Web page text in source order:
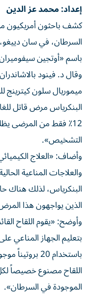
إعداد: محمد عز الدين
كشف باحثون أمريكيون
السرطان، في سان
باسم «أوتجين سيفوميران»
وقال د. فينود
ميموريال سلون
البنكرياس مرض قاتل
التشخيص».
وأضاف: «العلاج
والعلاجات المناعية
البنكرياس، لذلك هناك
الذين يواجهون هذا
وأوضح: «يقوم اللقاح
بتعليم الجهاز المناعي
باستخدام 20
اللقاح مصنوع خصيصاً
الموجودة في السرطان».